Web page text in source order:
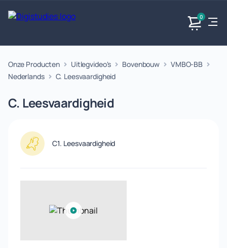
0
Exacte
vakken
vakken.
Taalvakken Maatschappijvakken
Geen vakken.
Producten
Onze Producten Uitlegvideo's Bovenbouw
VMBO-BB
Nederlands
C. Leesvaardigheid
C. Leesvaardigheid
C1. Leesvaardigheid